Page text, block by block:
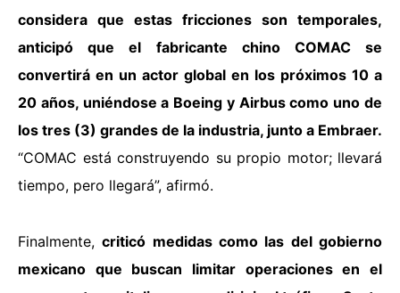
considera que estas fricciones son temporales,
anticipó que el fabricante chino COMAC se
convertirá en un actor global en los próximos 10 a
20 años, uniéndose a Boeing y Airbus como uno de
los tres (3) grandes de la industria, junto a Embraer.
“COMAC está construyendo su propio motor; llevará
tiempo, pero llegará”, afirmó.
Finalmente,criticó medidas como las del gobierno
mexicano que buscan limitar operaciones en el